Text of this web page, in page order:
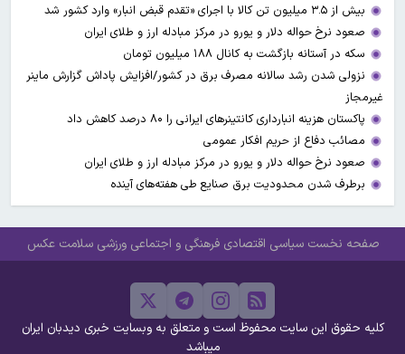
بیش از ۳.۵ میلیون تن کالا با اجرای «تقدم قبض انبار» وارد کشور شد
صعود نرخ حواله دلار و یورو در مرکز مبادله ارز و طلای ایران
سکه در آستانه بازگشت به کانال ۱۸۸ میلیون تومان
نزولی شدن رشد سالانه مصرف برق در کشور/افزایش پاداش گزارش ماینر
غیرمجاز
پاکستان هزینه انبارداری کانتینرهای ایرانی را ۸۰ درصد کاهش داد
مصائب دفاع از حریم افکار عمومی
صعود نرخ حواله دلار و یورو در مرکز مبادله ارز و طلای ایران
برطرف شدن محدودیت‌ برق صنایع طی هفته‌های آینده
صفحه نخست سیاسی اقتصادی فرهنگی و اجتماعی ورزشی سلامت عکس
کلیه حقوق این سایت محفوظ است و متعلق به وبسایت خبری دیدبان ایران
میباشد